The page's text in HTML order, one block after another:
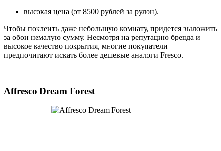
высокая цена (от 8500 рублей за рулон).
Чтобы поклеить даже небольшую комнату, придется выложить
за обои немалую сумму. Несмотря на репутацию бренда и
высокое качество покрытия, многие покупатели
предпочитают искать более дешевые аналоги Fresco.
Affresco Dream Forest